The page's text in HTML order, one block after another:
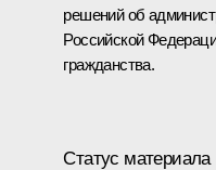
решений об
Российской
гражданства.
Статус материала